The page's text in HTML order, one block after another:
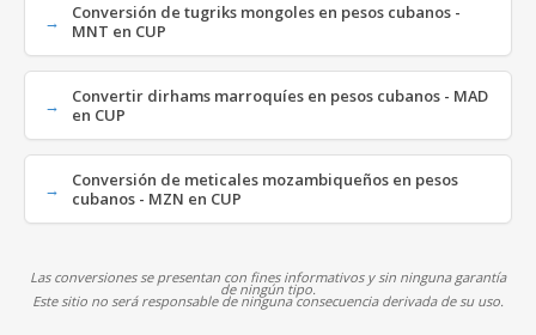
Conversión de tugriks mongoles en pesos cubanos -
MNT en CUP
Convertir dirhams marroquíes en pesos cubanos - MAD
en CUP
Conversión de meticales mozambiqueños en pesos
cubanos - MZN en CUP
Las conversiones se presentan con fines informativos y sin ninguna garantía
de ningún tipo.
Este sitio no será responsable de ninguna consecuencia derivada de su uso.